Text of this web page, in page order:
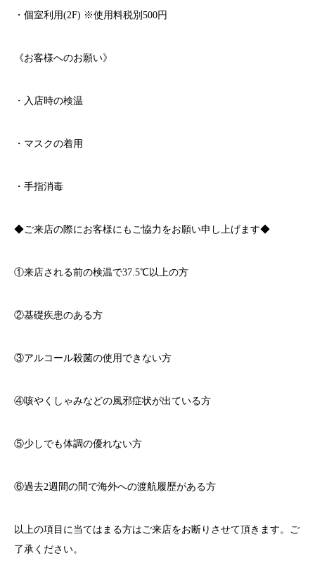
・個室利用(2F) ※使用料税別 500円
《お客様へのお願い》
・入店時の検温
・マスクの着用
・手指消毒
◆ご来店の際にお客様にもご協力をお願い申し上げます◆
①来店される前の検温で37.5℃以上の方
②基礎疾患のある方
③アルコール殺菌の使用できない方
④咳やくしゃみなどの風邪症状が出ている方
⑤少しでも体調の優れない方
⑥過去2週間の間で海外への渡航履歴がある方
以上の項目に当てはまる方はご来店をお断りさせて頂きます。ご
了承ください。